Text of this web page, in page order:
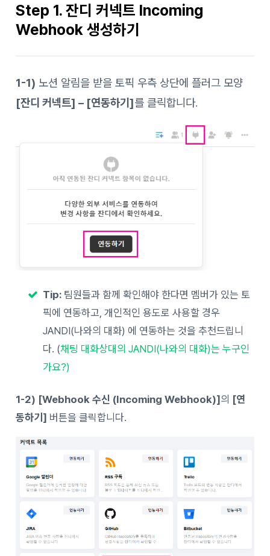
Step 1. 잔디 커넥트 Incoming
Webhook 생성하기
1-1) 노션 알림을 받을 토픽 우측 상단에 플러그 모양
[잔디 커넥트] – [연동하기]를 클릭합니다.
Tip: 팀원들과 함께 확인해야 한다면 멤버가 있는 토
픽에 연동하고, 개인적인 용도로 사용할 경우
JANDI(나와의 대화) 에 연동하는 것을 추천드립니
다. (채팅 대화상대의 JANDI(나와의 대화)는 누구인
가요?)
1-2) [Webhook 수신 (Incoming Webhook)]의 [연
동하기] 버튼을 클릭합니다.